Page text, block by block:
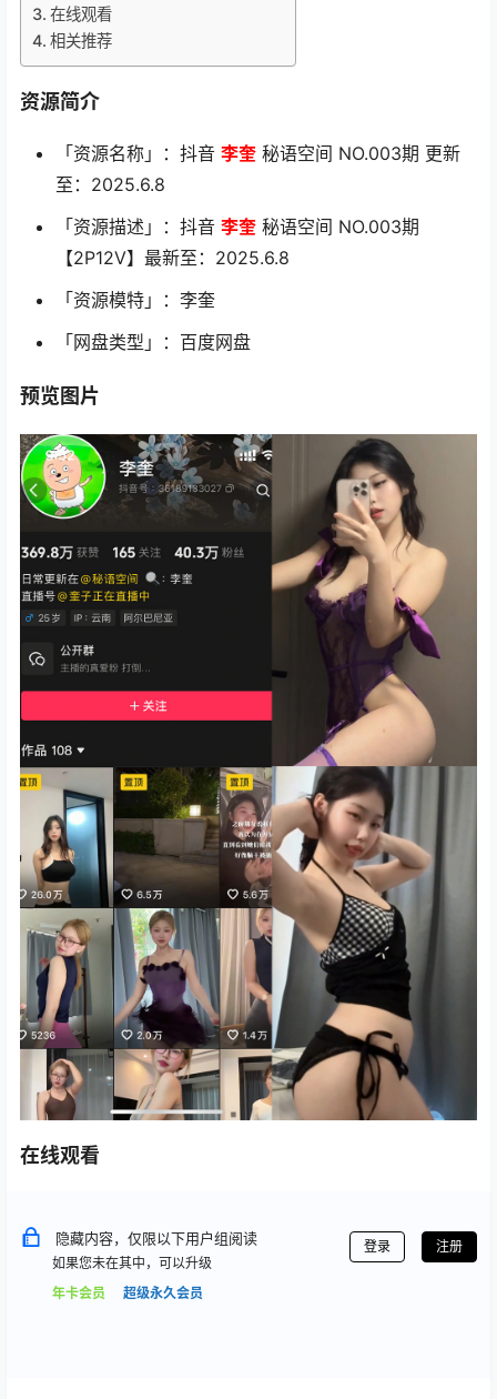
在线观看
相关推荐
资源简介
「资源名称」：抖音 李奎 秘语空间 NO.003期 更新
至：2025.6.8
「资源描述」：抖音 李奎 秘语空间 NO.003期
【2P12V】最新至：2025.6.8
「资源模特」：李奎
「网盘类型」：百度网盘
预览图片
在线观看
隐藏内容，仅限以下用户组阅读
如果您未在其中，可以升级
年卡会员
超级永久会员
登录 注册